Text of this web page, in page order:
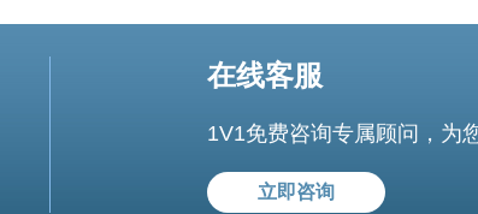
在线客服
1V1免费咨询专属顾问，为
立即咨询